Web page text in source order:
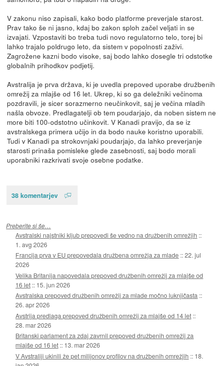
V zakonu niso zapisali, kako bodo platforme preverjale starost.
Prav tako še ni jasno, kdaj bo zakon sploh začel veljati in se
izvajati. Vzpostaviti bo treba tudi novo regulatorno telo, torej bi
lahko trajalo poldrugo leto, da sistem v popolnosti zaživi.
Zagrožene kazni bodo visoke, saj bodo lahko dosegle tri odstotke
globalnih prihodkov podjetij.
Avstralija je prva država, ki je uvedla prepoved uporabe družbenih
omrežij za mlajše od 16 let. Ukrep, ki so ga deležniki večinoma
pozdravili, je sicer sorazmerno neučinkovit, saj je večina mladih
našla obvoze. Predlagatelji ob tem poudarjajo, da noben sistem ne
more biti 100-odstotno učinkovit. V Kanadi pravijo, da se iz
avstralskega primera učijo in da bodo nauke koristno uporabili.
Tudi v Kanadi pa strokovnjaki poudarjajo, da lahko preverjanje
starosti prinaša pomisleke glede zasebnosti, saj bodo morali
uporabniki razkrivati svoje osebne podatke.
38 komentarjev
Preberite si še…
Avstralski najstniki kljub prepovedi še vedno na družbenih omrežjih ::
1. avg 2026
Francija prva v EU prepovedala družbena omrežja za mlade ::22. jul
2026
Velika Britanija napovedala prepoved družbenih omrežij za mlajše od
16 let :: 15. jun 2026
Avstralska prepoved družbenih omrežij za mlade močno luknjičasta ::
26. apr 2026
Avstrija predlaga prepoved družbenih omrežij za mlajše od 14 let ::
28. mar 2026
Britanski parlament za zdaj zavrnil prepoved družbenih omrežij za
mlajše od 16 let :: 13. mar 2026
V Avstraliji ukinili že pet milijonov profilov na družbenih omrežjih :: 18.